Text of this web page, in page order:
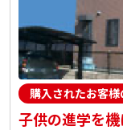
購入されたお客様
子供の進学を